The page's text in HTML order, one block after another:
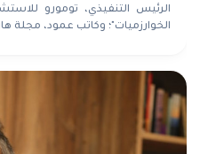
الرئيس التنفيذي، تومورو
الخوارزميات"؛ وكاتب عمود، مجلة